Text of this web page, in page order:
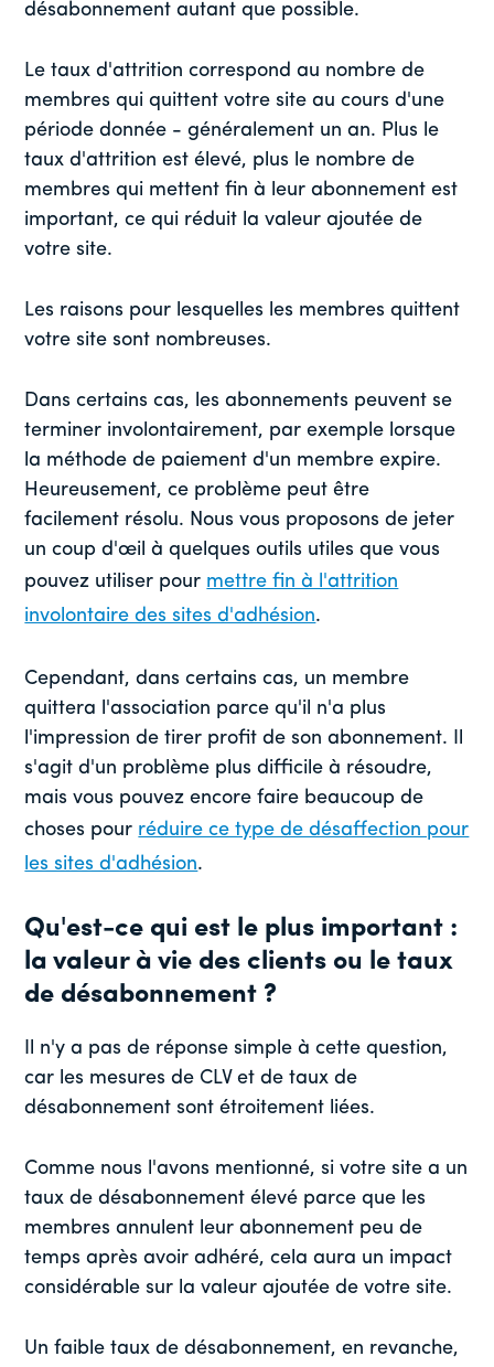
désabonnement autant que possible.
Le taux d'attrition correspond au nombre de
membres qui quittent votre site au cours d'une
période donnée - généralement un an. Plus le
taux d'attrition est élevé, plus le nombre de
membres qui mettent fin à leur abonnement est
important, ce qui réduit la valeur ajoutée de
votre site.
Les raisons pour lesquelles les membres quittent
votre site sont nombreuses.
Dans certains cas, les abonnements peuvent se
terminer involontairement, par exemple lorsque
la méthode de paiement d'un membre expire.
Heureusement, ce problème peut être
facilement résolu. Nous vous proposons de jeter
un coup d'œil à quelques outils utiles que vous
pouvez utiliser pour mettre fin à l'attrition
involontaire des sites d'adhésion.
Cependant, dans certains cas, un membre
quittera l'association parce qu'il n'a plus
l'impression de tirer profit de son abonnement. Il
s'agit d'un problème plus difficile à résoudre,
mais vous pouvez encore faire beaucoup de
choses pour réduire ce type de désaffection pour
les sites d'adhésion.
Qu'est-ce qui est le plus important :
la valeur à vie des clients ou le taux
de désabonnement ?
Il n'y a pas de réponse simple à cette question,
car les mesures de CLV et de taux de
désabonnement sont étroitement liées.
Comme nous l'avons mentionné, si votre site a un
taux de désabonnement élevé parce que les
membres annulent leur abonnement peu de
temps après avoir adhéré, cela aura un impact
considérable sur la valeur ajoutée de votre site.
Un faible taux de désabonnement, en revanche,